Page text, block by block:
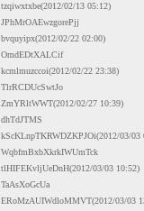
tzqiwxtxbe(2012/02/13 05:12)
JPhMrOAEwzgorePjj
bvquyipx(2012/02/22 02:00)
OmdEDtXALCif
kcmlmuzccoi(2012/02/22 23:38)
TlrRCDUcSwtJo
ZmYRltWWT(2012/02/27 10:39)
dhTdJTMS
kScKLnpTKRWDZKPJOi(2012/03/03
WqbfmBxbXkrkIWUmTck
tlHIFEKvljUeDnH(2012/03/03 10:52)
TaAsXoGcUa
ERoMzAUIWdloMMVT(2012/03/03